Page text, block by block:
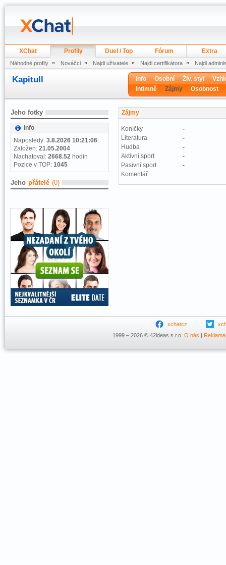
XChat Profily Duel / Top Fórum Extra
Náhodné profily Nováčci Najdi uživatele Najdi certifikátora Najdi
Kapitull Info Osobní Živ. styl
Intimně
Zájmy Osobnost
Jeho fotky
Info
Naposledy: 3.8.2026 10:21:06
Založen: 21.05.2004
Nachatoval: 2668.52 hodin
Pozice v TOP: 1045
Jeho přátelé (0)
Zájmy
Koníčky
-
Literatura
-
Hudba
-
Aktivní sport
-
Pasivní sport
-
Komentář
xchatcz
1999 – 2026 © 42ideas s.r.o. O nás | Reklama